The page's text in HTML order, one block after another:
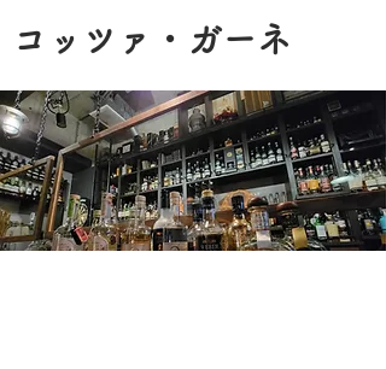
コッツァ・ガーネ